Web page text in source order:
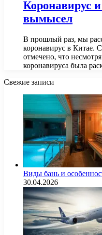
Коронавирус
вымысел
В прошлый раз, мы
коронавирус в Китае.
отмечено, что
коронавируса была
Свежие записи
Виды бань и
30.04.2026